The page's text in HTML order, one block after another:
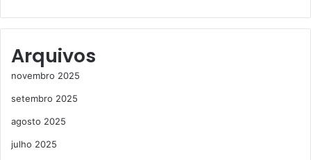
Arquivos
novembro 2025
setembro 2025
agosto 2025
julho 2025